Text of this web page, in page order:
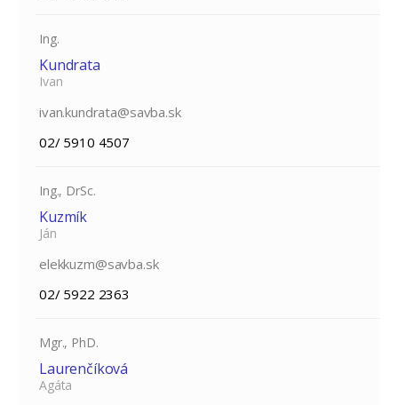
Ing.
Kundrata
Ivan
ivan.kundrata@savba.sk
02/ 5910 4507
Ing., DrSc.
Kuzmík
Ján
elekkuzm@savba.sk
02/ 5922 2363
Mgr., PhD.
Laurenčíková
Agáta